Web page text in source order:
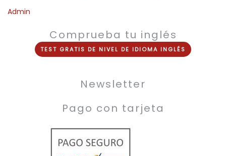
Admin
Comprueba tu inglés
TEST GRATIS DE NIVEL DE IDIOMA INGLÉS
Newsletter
Pago con tarjeta